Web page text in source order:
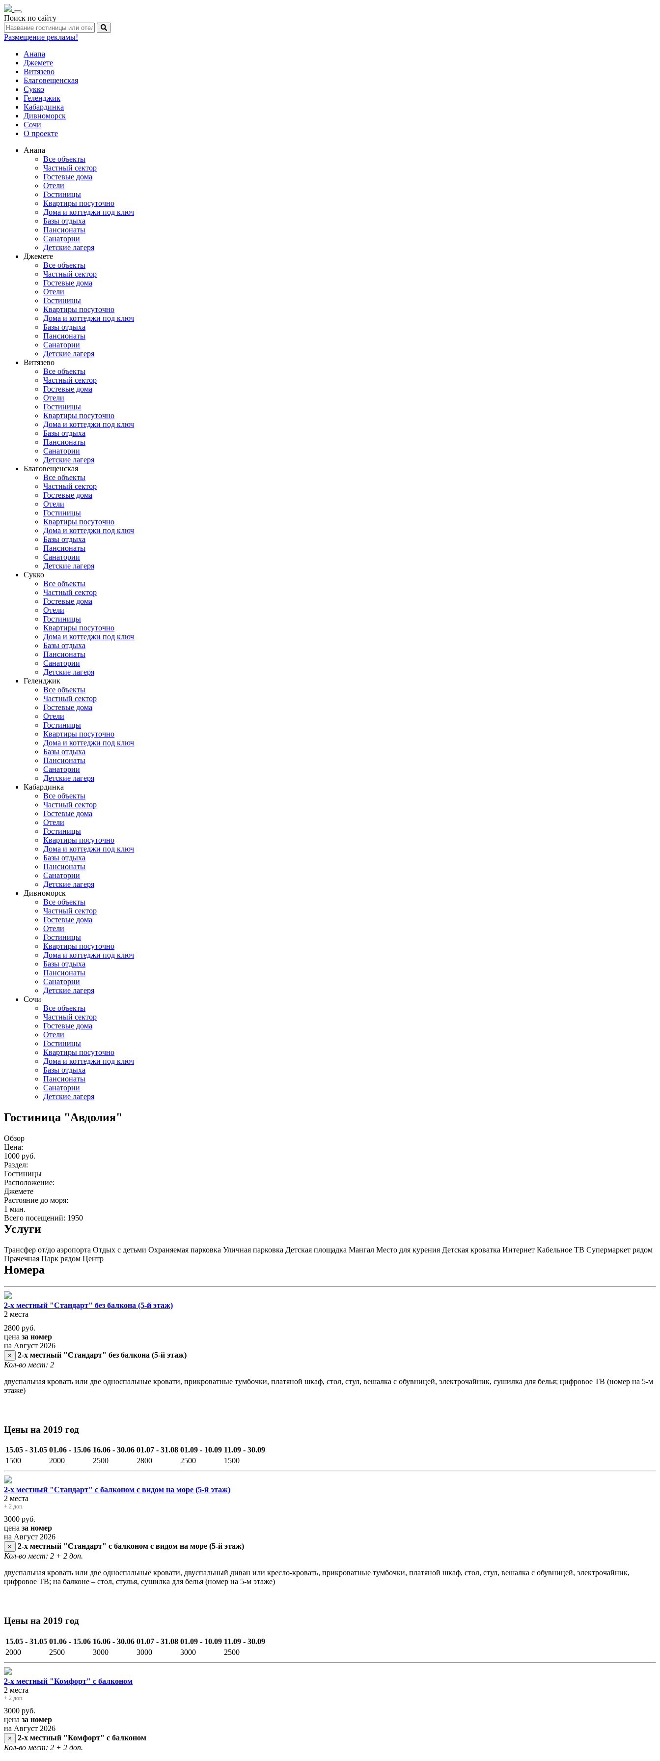
Toggle
navigation
Поиск по сайту
Размещение рекламы!
Анапа
Джемете
Витязево
Благовещенская
Сукко
Геленджик
Кабардинка
Дивноморск
Сочи
О проекте
Анапа
Все объекты
Частный сектор
Гостевые дома
Отели
Гостиницы
Квартиры посуточно
Дома и коттеджи под ключ
Базы отдыха
Пансионаты
Санатории
Детские лагеря
Джемете
Все объекты
Частный сектор
Гостевые дома
Отели
Гостиницы
Квартиры посуточно
Дома и коттеджи под ключ
Базы отдыха
Пансионаты
Санатории
Детские лагеря
Витязево
Все объекты
Частный сектор
Гостевые дома
Отели
Гостиницы
Квартиры посуточно
Дома и коттеджи под ключ
Базы отдыха
Пансионаты
Санатории
Детские лагеря
Благовещенская
Все объекты
Частный сектор
Гостевые дома
Отели
Гостиницы
Квартиры посуточно
Дома и коттеджи под ключ
Базы отдыха
Пансионаты
Санатории
Детские лагеря
Сукко
Все объекты
Частный сектор
Гостевые дома
Отели
Гостиницы
Квартиры посуточно
Дома и коттеджи под ключ
Базы отдыха
Пансионаты
Санатории
Детские лагеря
Геленджик
Все объекты
Частный сектор
Гостевые дома
Отели
Гостиницы
Квартиры посуточно
Дома и коттеджи под ключ
Базы отдыха
Пансионаты
Санатории
Детские лагеря
Кабардинка
Все объекты
Частный сектор
Гостевые дома
Отели
Гостиницы
Квартиры посуточно
Дома и коттеджи под ключ
Базы отдыха
Пансионаты
Санатории
Детские лагеря
Дивноморск
Все объекты
Частный сектор
Гостевые дома
Отели
Гостиницы
Квартиры посуточно
Дома и коттеджи под ключ
Базы отдыха
Пансионаты
Санатории
Детские лагеря
Сочи
Все объекты
Частный сектор
Гостевые дома
Отели
Гостиницы
Квартиры посуточно
Дома и коттеджи под ключ
Базы отдыха
Пансионаты
Санатории
Детские лагеря
Гостиница "Авдолия"
Обзор
Цена:
1000 руб.
Раздел:
Гостиницы
Расположение:
Джемете
Растояние до моря:
1 мин.
Всего посещений: 1950
Услуги
Трансфер от/до аэропорта Отдых с детьми Охраняемая парковка Уличная парковка Детская площадка Мангал Место для курения Детская кроватка Интернет Кабельное ТВ Супермаркет рядом
Прачечная Парк рядом Центр
Номера
2-х местный "Стандарт" без балкона (5-й этаж)
2 места
2800 руб.
цена за номер
на Август 2026
×
2-х местный "Стандарт" без балкона (5-й этаж)
Кол-во мест: 2
двуспальная кровать или две односпальные кровати, прикроватные тумбочки, платяной шкаф, стол, стул, вешалка с обувницей, электрочайник, сушилка для белья; цифровое ТВ (номер на 5-м
этаже)
Цены на 2019 год
15.05 - 31.05 01.06 - 15.06 16.06 - 30.06 01.07 - 31.08 01.09 - 10.09 11.09 - 30.09
1500
2000 2500 2800 2500 1500
2-х местный "Стандарт" с балконом с видом на море (5-й этаж)
2 места
+ 2 доп.
3000 руб.
цена за номер
на Август 2026
×
2-х местный "Стандарт" с балконом с видом на море (5-й этаж)
Кол-во мест: 2 + 2 доп.
двуспальная кровать или две односпальные кровати, двуспальный диван или кресло-кровать, прикроватные тумбочки, платяной шкаф, стол, стул, вешалка с обувницей, электрочайник,
цифровое ТВ; на балконе – стол, стулья, сушилка для белья (номер на 5-м этаже)
Цены на 2019 год
15.05 - 31.05 01.06 - 15.06 16.06 - 30.06 01.07 - 31.08 01.09 - 10.09 11.09 - 30.09
2000
2500 3000 3000 3000 2500
2-х местный "Комфорт" с балконом
2 места
+ 2 доп.
3000 руб.
цена за номер
на Август 2026
×
2-х местный "Комфорт" с балконом
Кол-во мест: 2 + 2 доп.